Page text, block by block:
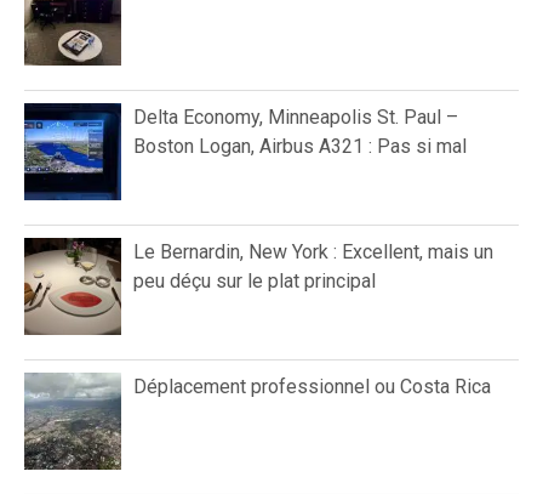
Delta Economy, Minneapolis St. Paul –
Boston Logan, Airbus A321 : Pas si mal
Le Bernardin, New York : Excellent, mais un
peu déçu sur le plat principal
Déplacement professionnel ou Costa Rica